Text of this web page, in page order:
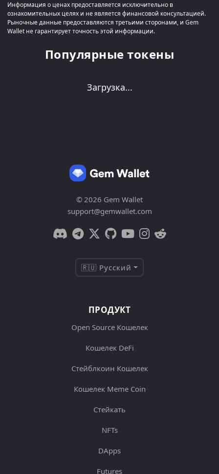
Информация о ценах предоставляется исключительно в
ознакомительных целях и не является финансовой консультацией.
Рыночные данные предоставляются третьими сторонами, и Gem
Wallet не гарантирует точность этой информации.
Популярные токены
Загрузка...
© 2026 Gem Wallet
support@gemwallet.com
🇷🇺 Русский
ПРОДУКТ
Open Source Кошелек
Кошелек DeFi
Стейблкоин Кошелек
Кошелек Meme Coin
Стейкать
NFTs
DApps
Futures